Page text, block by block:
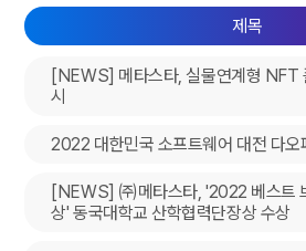
제목
[NEWS] 메타스타, 실물연계형 NFT
시
2022 대한민국 소프트웨어 대전 다오
[NEWS] ㈜메타스타, '2022 베스트
상' 동국대학교 산학협력단장상 수상